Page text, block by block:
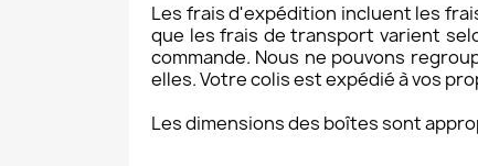
Les frais d'expédition incluent les
que les frais de transport varient
commande. Nous ne pouvons
elles. Votre colis est expédié à vos
Les dimensions des boîtes sont